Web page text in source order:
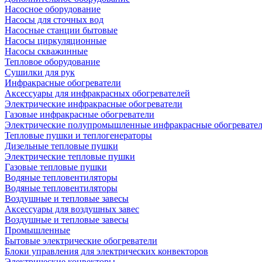
Насосное оборудование
Насосы для сточных вод
Насосные станции бытовые
Насосы циркуляционные
Насосы скважинные
Тепловое оборудование
Сушилки для рук
Инфракрасные обогреватели
Аксессуары для инфракрасных обогревателей
Электрические инфракрасные обогреватели
Газовые инфракрасные обогреватели
Электрические полупромышленные инфракрасные
Тепловые пушки и теплогенераторы
Дизельные тепловые пушки
Электрические тепловые пушки
Газовые тепловые пушки
Водяные тепловентиляторы
Водяные тепловентиляторы
Воздушные и тепловые завесы
Аксессуары для воздушных завес
Воздушные и тепловые завесы
Промышленные
Бытовые электрические обогреватели
Блоки управления для электрических конвекторов